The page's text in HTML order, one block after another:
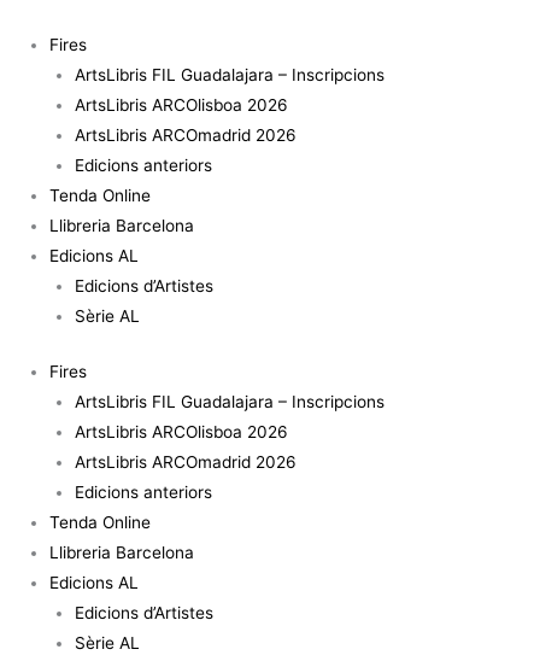
contingut
Fires
ArtsLibris FIL Guadalajara – Inscripcions
ArtsLibris ARCOlisboa 2026
ArtsLibris ARCOmadrid 2026
Edicions anteriors
Tenda Online
Llibreria Barcelona
Edicions AL
Edicions d’Artistes
Sèrie AL
Fires
ArtsLibris FIL Guadalajara – Inscripcions
ArtsLibris ARCOlisboa 2026
ArtsLibris ARCOmadrid 2026
Edicions anteriors
Tenda Online
Llibreria Barcelona
Edicions AL
Edicions d’Artistes
Sèrie AL